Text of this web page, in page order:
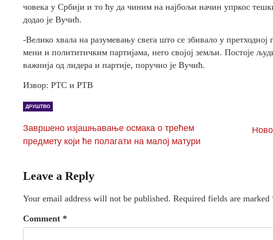
човека у Србији и то ћу да чиним на најбољи начин упркос
додао је Вучић.
-Велико хвала на разумевању свега што се збивало у
мени и полититичким партијама, него својој земљи. Постоје
важнија од лидера и партије, поручио је Вучић.
Извор: РТС и РТВ
ДРУШТВО
Завршено изјашњавање осмака о трећем
предмету који ће полагати на малој матури
Leave a Reply
Your email address will not be published. Required fields are marked
Comment *